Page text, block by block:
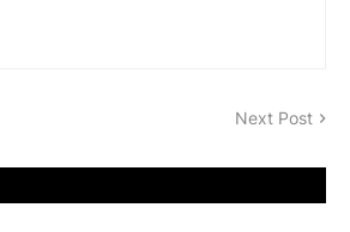
Next Post